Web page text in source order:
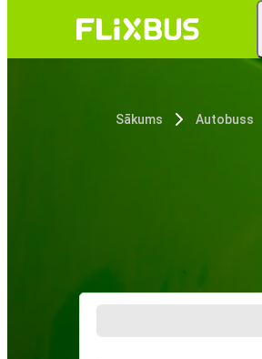
Sākums Autobuss